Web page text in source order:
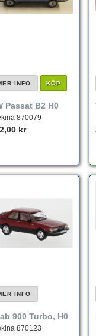
INFO KÖP
Passat B2 H0
870079
kr
INFO
900 Turbo, H0
870123